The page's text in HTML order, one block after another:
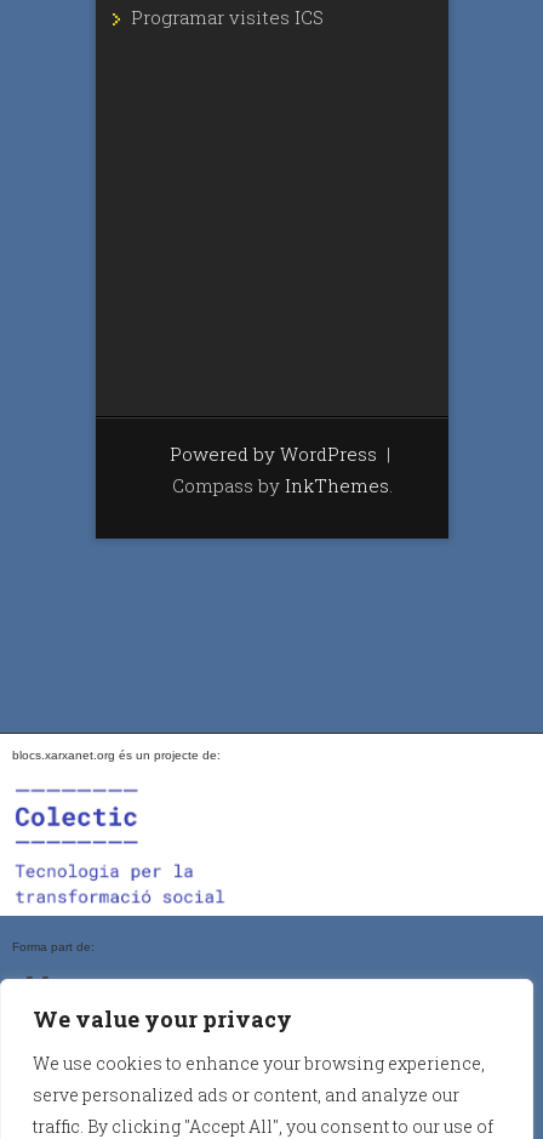
We value your privacy
We use cookies to enhance your browsing experience,
serve personalized ads or content, and analyze our
traffic. By clicking "Accept All", you consent to our use of
Programar visites ICS
Powered by WordPress |
Compass by InkThemes.
blocs.xarxanet.org és un projecte de:
Forma part de:
En col·laboració amb: